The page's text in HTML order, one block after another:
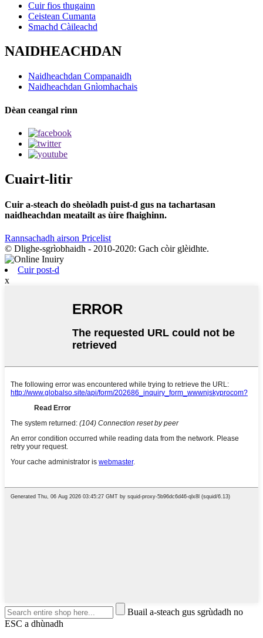
Cuir fios thugainn
Ceistean Cumanta
Smachd Càileachd
NAIDHEACHDAN
Naidheachdan Companaidh
Naidheachdan Gnìomhachais
Dèan ceangal rinn
Cuairt-litir
Cuir a-steach do sheòladh puist-d gus na tachartasan
naidheachdan meatailt as ùire fhaighinn.
Rannsachadh airson Pricelist
© Dlighe-sgrìobhaidh - 2010-2020: Gach còir glèidhte.
Cuir post-d
x
Buail a-steach gus sgrùdadh no
ESC a dhùnadh